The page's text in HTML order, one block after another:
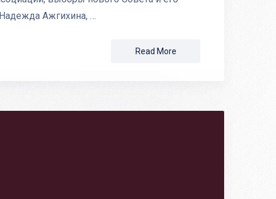
Ажгихина, …
Read More